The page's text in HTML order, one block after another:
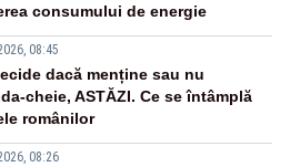
consumului de energie
08:45
dacă menține sau nu
cheie, ASTĂZI. Ce se întâmplă
românilor
08:26